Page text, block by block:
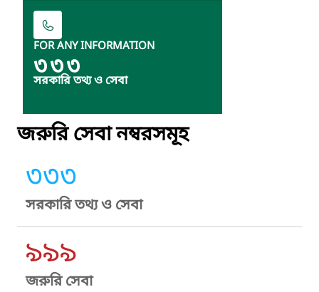
FOR ANY INFORMATION
৩৩৩
সরকারি তথ্য ও সেবা
জরুরি সেবা নম্বরসমূহ
৩৩৩
সরকারি তথ্য ও সেবা
৯৯৯
জরুরি সেবা